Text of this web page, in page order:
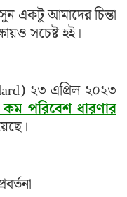
একটু আমাদের চিন্তা
সচেষ্ট হই।
২৩ এপ্রিল ২০২৩
পরিবেশ ধারণার